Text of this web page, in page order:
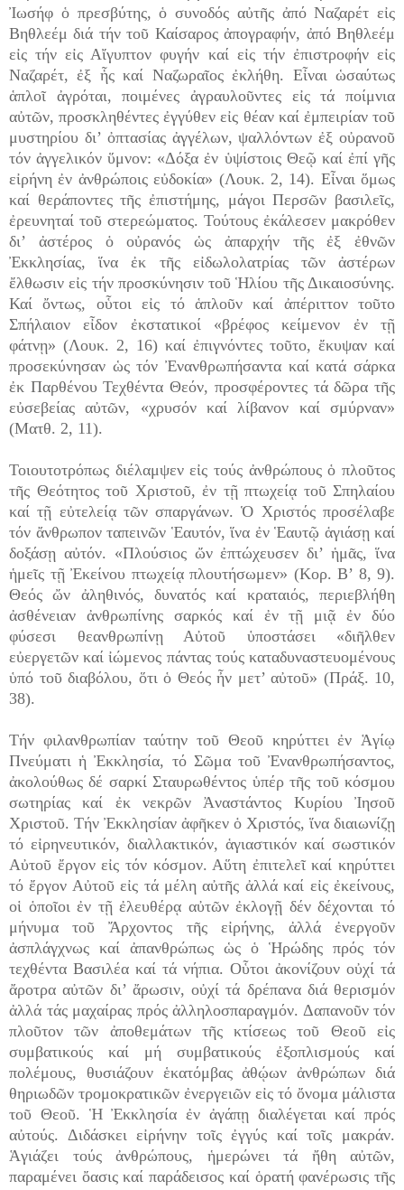
Ἰωσήφ ὁ πρεσβύτης, ὁ συνοδός αὐτῆς ἀπό Ναζαρέτ εἰς
Βηθλεέμ διά τήν τοῦ Καίσαρος ἀπογραφήν, ἀπό Βηθλεέμ
εἰς τήν εἰς Αἴγυπτον φυγήν καί εἰς τήν ἐπιστροφήν εἰς
Ναζαρέτ, ἐξ ἧς καί Ναζωραῖος ἐκλήθη. Εἶναι ὡσαύτως
ἁπλοῖ ἀγρόται, ποιμένες ἀγραυλοῦντες εἰς τά ποίμνια
αὐτῶν, προσκληθέντες ἐγγύθεν εἰς θέαν καί ἐμπειρίαν τοῦ
μυστηρίου δι’ ὀπτασίας ἀγγέλων, ψαλλόντων ἐξ οὐρανοῦ
τόν ἀγγελικόν ὕμνον: «Δόξα ἐν ὑψίστοις Θεῷ καί ἐπί γῆς
εἰρήνη ἐν ἀνθρώποις εὐδοκία» (Λουκ. 2, 14). Εἶναι ὅμως
καί θεράποντες τῆς ἐπιστήμης, μάγοι Περσῶν βασιλεῖς,
ἐρευνηταί τοῦ στερεώματος. Τούτους ἐκάλεσεν μακρόθεν
δι’ ἀστέρος ὁ οὐρανός ὡς ἀπαρχήν τῆς ἐξ ἐθνῶν
Ἐκκλησίας, ἵνα ἐκ τῆς εἰδωλολατρίας τῶν ἀστέρων
ἔλθωσιν εἰς τήν προσκύνησιν τοῦ Ἡλίου τῆς Δικαιοσύνης.
Καί ὄντως, οὗτοι εἰς τό ἁπλοῦν καί ἀπέριττον τοῦτο
Σπήλαιον εἶδον ἐκστατικοί «βρέφος κείμενον ἐν τῇ
φάτνῃ» (Λουκ. 2, 16) καί ἐπιγνόντες τοῦτο, ἔκυψαν καί
προσεκύνησαν ὡς τόν Ἐνανθρωπήσαντα καί κατά σάρκα
ἐκ Παρθένου Τεχθέντα Θεόν, προσφέροντες τά δῶρα τῆς
εὐσεβείας αὐτῶν, «χρυσόν καί λίβανον καί σμύρναν»
(Ματθ. 2, 11).
Τοιουτοτρόπως διέλαμψεν εἰς τούς ἀνθρώπους ὁ πλοῦτος
τῆς Θεότητος τοῦ Χριστοῦ, ἐν τῇ πτωχείᾳ τοῦ Σπηλαίου
καί τῇ εὐτελείᾳ τῶν σπαργάνων. Ὁ Χριστός προσέλαβε
τόν ἄνθρωπον ταπεινῶν Ἑαυτόν, ἵνα ἐν Ἑαυτῷ ἁγιάσῃ καί
δοξάσῃ αὐτόν. «Πλούσιος ὤν ἐπτώχευσεν δι’ ἡμᾶς, ἵνα
ἡμεῖς τῇ Ἐκείνου πτωχείᾳ πλουτήσωμεν» (Κορ. Β’ 8, 9).
Θεός ὤν ἀληθινός, δυνατός καί κραταιός, περιεβλήθη
ἀσθένειαν ἀνθρωπίνης σαρκός καί ἐν τῇ μιᾷ ἐν δύο
φύσεσι θεανθρωπίνῃ Αὐτοῦ ὑποστάσει «διῆλθεν
εὐεργετῶν καί ἰώμενος πάντας τούς καταδυναστευομένους
ὑπό τοῦ διαβόλου, ὅτι ὁ Θεός ἦν μετ’ αὐτοῦ» (Πράξ. 10,
38).
Τήν φιλανθρωπίαν ταύτην τοῦ Θεοῦ κηρύττει ἐν Ἁγίῳ
Πνεύματι ἡ Ἐκκλησία, τό Σῶμα τοῦ Ἐνανθρωπήσαντος,
ἀκολούθως δέ σαρκί Σταυρωθέντος ὑπέρ τῆς τοῦ κόσμου
σωτηρίας καί ἐκ νεκρῶν Ἀναστάντος Κυρίου Ἰησοῦ
Χριστοῦ. Τήν Ἐκκλησίαν ἀφῆκεν ὁ Χριστός, ἵνα διαιωνίζῃ
τό εἰρηνευτικόν, διαλλακτικόν, ἁγιαστικόν καί σωστικόν
Αὐτοῦ ἔργον εἰς τόν κόσμον. Αὕτη ἐπιτελεῖ καί κηρύττει
τό ἔργον Αὐτοῦ εἰς τά μέλη αὐτῆς ἀλλά καί εἰς ἐκείνους,
οἱ ὁποῖοι ἐν τῇ ἐλευθέρᾳ αὐτῶν ἐκλογῇ δέν δέχονται τό
μήνυμα τοῦ Ἄρχοντος τῆς εἰρήνης, ἀλλά ἐνεργοῦν
ἀσπλάγχνως καί ἀπανθρώπως ὡς ὁ Ἡρώδης πρός τόν
τεχθέντα Βασιλέα καί τά νήπια. Οὗτοι ἀκονίζουν οὐχί τά
ἄροτρα αὐτῶν δι’ ἄρωσιν, οὐχί τά δρέπανα διά θερισμόν
ἀλλά τάς μαχαίρας πρός ἀλληλοσπαραγμόν. Δαπανοῦν τόν
πλοῦτον τῶν ἀποθεμάτων τῆς κτίσεως τοῦ Θεοῦ εἰς
συμβατικούς καί μή συμβατικούς ἐξοπλισμούς καί
πολέμους, θυσιάζουν ἑκατόμβας ἀθῴων ἀνθρώπων διά
θηριωδῶν τρομοκρατικῶν ἐνεργειῶν εἰς τό ὄνομα μάλιστα
τοῦ Θεοῦ. Ἡ Ἐκκλησία ἐν ἀγάπῃ διαλέγεται καί πρός
αὐτούς. Διδάσκει εἰρήνην τοῖς ἐγγύς καί τοῖς μακράν.
Ἁγιάζει τούς ἀνθρώπους, ἡμερώνει τά ἤθη αὐτῶν,
παραμένει ὄασις καί παράδεισος καί ὁρατή φανέρωσις τῆς